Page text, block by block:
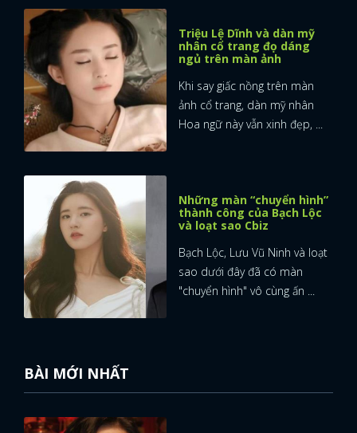
Triệu Lệ Dĩnh và dàn mỹ
nhân cổ trang đọ dáng
ngủ trên màn ảnh
Khi say giấc nồng trên màn
ảnh cổ trang, dàn mỹ nhân
Hoa ngữ này vẫn xinh đẹp, ...
Những màn “chuyển hình”
thành công của Bạch Lộc
và loạt sao Cbiz
Bạch Lộc, Lưu Vũ Ninh và loạt
sao dưới đây đã có màn
"chuyển hình" vô cùng ấn ...
BÀI MỚI NHẤT